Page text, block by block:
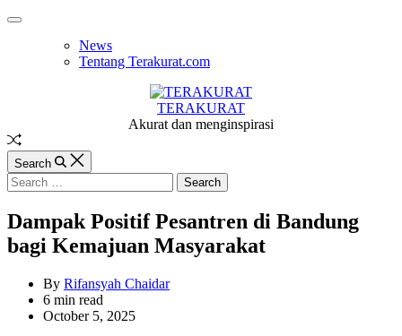
Skip
Off
News
Tentang Terakurat.com
TERAKURAT
Akurat dan menginspirasi
Random
Article
Search
Search
for:
Dampak Positif Pesantren di Bandung
bagi Kemajuan Masyarakat
By Rifansyah Chaidar
Estimated
read
6 min read
October 5, 2025